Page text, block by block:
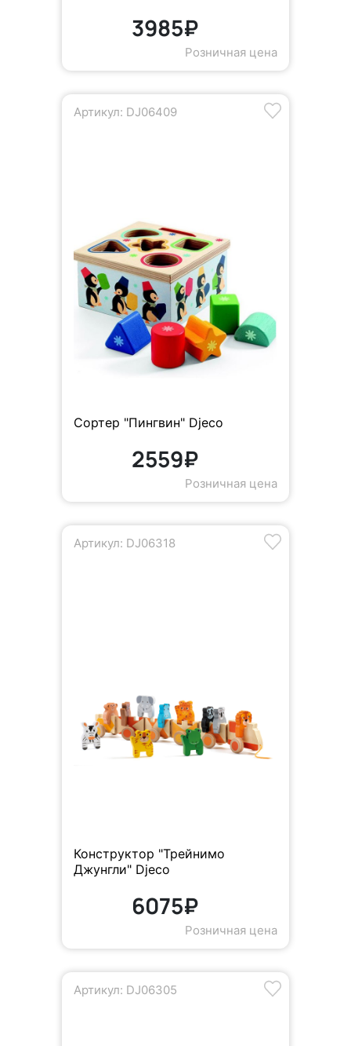
3985₽
Розничная цена
Артикул: DJ06409
Сортер "Пингвин" Djeco
2559₽
Розничная цена
Артикул: DJ06318
Конструктор "Трейнимо
Джунгли" Djeco
6075₽
Розничная цена
Артикул: DJ06305